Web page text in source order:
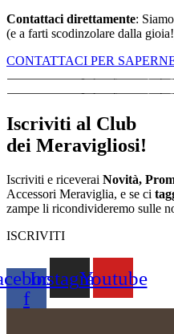
Contattaci direttamente:
(e a farti scodinzolare dalla
CONTATTACI PER
Iscriviti al Club
dei Meravigliosi!
Iscriviti e riceverai Novità,
Accessori Meraviglia, e se ci
zampe li ricondivideremo sulle
ISCRIVITI
f
InstagramYoutube